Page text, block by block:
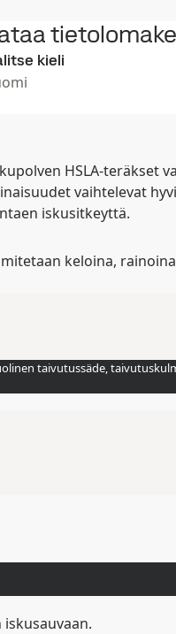
tietolomake
kieli
HSLA-teräkset
vaihtelevat
iskusitkeyttä.
keloina,
taivutussäde,